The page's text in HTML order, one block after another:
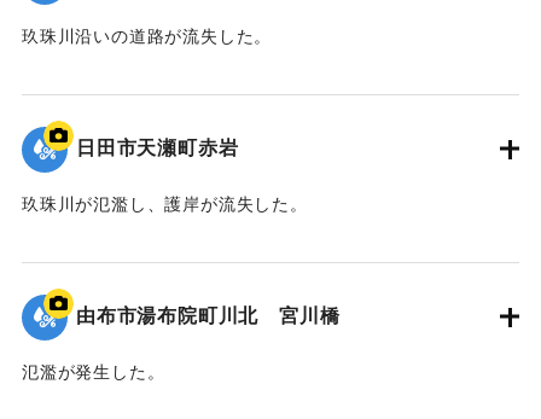
玖珠川沿いの道路が流失した。
2020/7/6｜固有コード:01215077
日田市天瀬町赤岩
玖珠川が氾濫し、護岸が流失した。
2020/7/6｜固有コード:01215076
由布市湯布院町川北 宮川橋
氾濫が発生した。